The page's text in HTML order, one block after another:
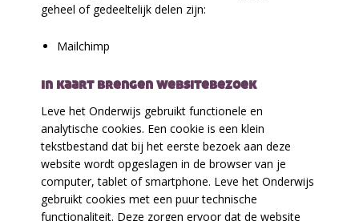
geheel of gedeeltelijk delen zijn:
Mailchimp
in kaart brengen websitebezoek
Leve het Onderwijs gebruikt functionele en
analytische cookies. Een cookie is een klein
tekstbestand dat bij het eerste bezoek aan deze
website wordt opgeslagen in de browser van je
computer, tablet of smartphone. Leve het Onderwijs
gebruikt cookies met een puur technische
functionaliteit. Deze zorgen ervoor dat de website